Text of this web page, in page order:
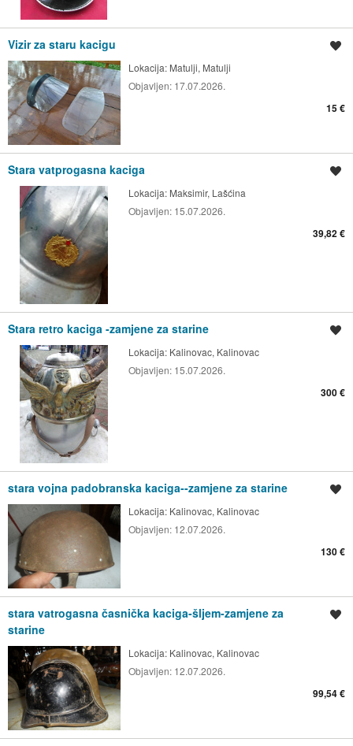
Vizir za staru kacigu
Lokacija: Matulji, Matulji
Objavljen: 17.07.2026.
15 €
Stara vatprogasna kaciga
Lokacija: Maksimir, Lašćina
Objavljen: 15.07.2026.
39,82 €
Stara retro kaciga -zamjene za starine
Lokacija: Kalinovac, Kalinovac
Objavljen: 15.07.2026.
300 €
stara vojna padobranska kaciga--zamjene za starine
Lokacija: Kalinovac, Kalinovac
Objavljen: 12.07.2026.
130 €
stara vatrogasna časnička kaciga-šljem-zamjene za
starine
Lokacija: Kalinovac, Kalinovac
Objavljen: 12.07.2026.
99,54 €